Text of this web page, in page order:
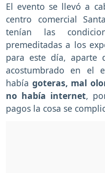
El evento se llevó a
centro comercial
tenían las
premeditadas a los
para este día, aparte
acostumbrado en el
había goteras, mal
no había internet,
pagos la cosa se